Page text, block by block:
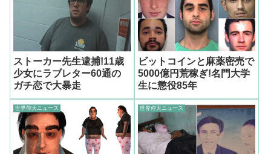
ストーカー先生逮捕!11歳
少女にラブレター60通の
ガチ恋で大暴走
ビットコインと麻薬密売で
5000億円荒稼ぎ!名門大学
生に懲役85年
世界仰天ニュース 世界仰天ニュース